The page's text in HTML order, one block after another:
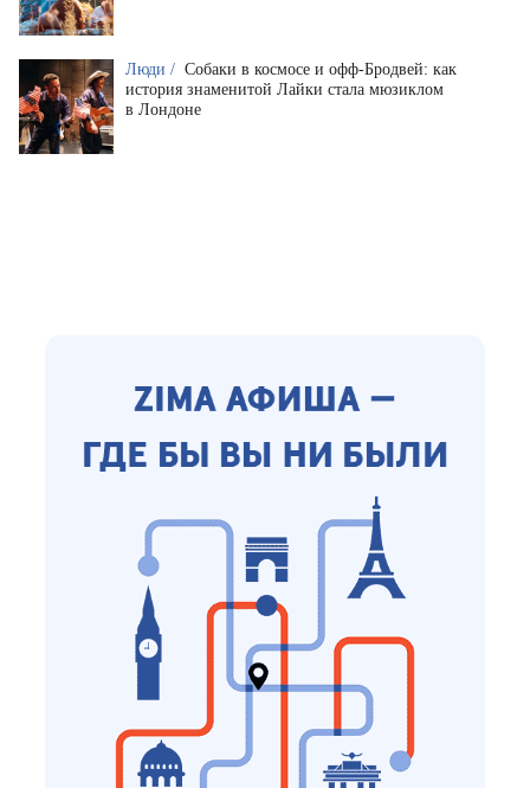
Люди / Собаки в космосе и офф-Бродвей: как
история знаменитой Лайки стала мюзиклом
в Лондоне